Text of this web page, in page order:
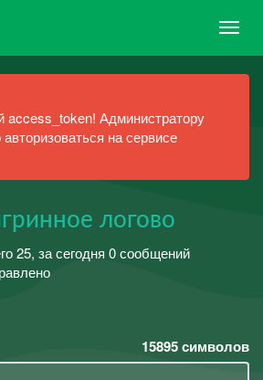
access_token! Администратору
на сервисе
логово
25, за сегодня 0 сообщений
15895символов